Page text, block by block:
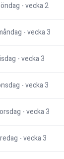
- vecka2
- vecka3
- vecka3
- vecka3
- vecka3
- vecka3